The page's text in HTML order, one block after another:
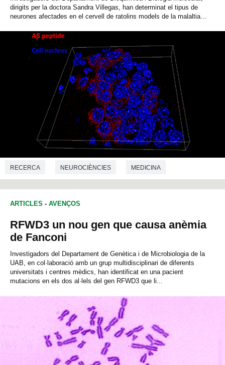
dirigits per la doctora Sandra Villegas, han determinat el tipus de
neurones afectades en el cervell de ratolins models de la malaltia...
RECERCA NEUROCIÈNCIES MEDICINA
BIOQUÍMICA
ARTICLES - AVENÇOS
RFWD3 un nou gen que causa anèmia
de Fanconi
Investigadors del Departament de Genètica i de Microbiologia de la
UAB, en col·laboració amb un grup multidisciplinari de diferents
universitats i centres mèdics, han identificat en una pacient
mutacions en els dos al·lels del gen RFWD3 que li...